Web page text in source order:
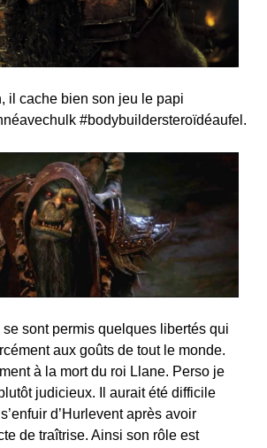
il cache bien son jeu le papi
#bodybuildersteroïdéaufel.
sont permis quelques libertés qui
aux goûts de tout le monde.
à la mort du roi Llane. Perso je
judicieux. Il aurait été difficile
d’Hurlevent après avoir
de traîtrise. Ainsi son rôle est